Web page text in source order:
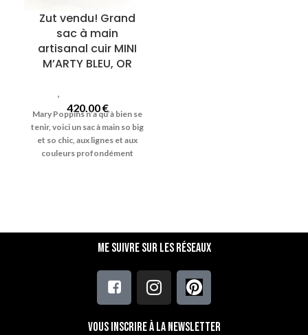
Zut vendu! Grand
sac à main
artisanal cuir MINI
M’ARTY BLEU, OR
420.00€
Mary Poppins n’a qu’à bien se
tenir, voici un sac à main so big
et so chic, aux lignes et aux
couleurs profondément
Grand sac à main fourre-tout
en cuir, original et intemporel.
grandes escapades, ce grand
sac fourre-tout à l’allure
démente et aux courbes 70's
des femmes qui
Me suivre sur les réseaux
Vous inscrire à la newsletter